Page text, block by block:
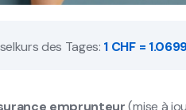
des Tages: 1 CHF =
emprunteur(mise à